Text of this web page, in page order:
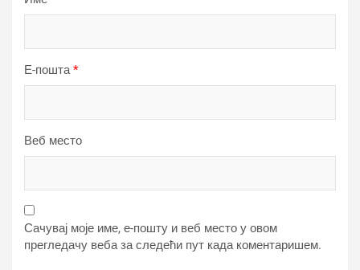
Е-пошта*
Веб место
Сачувај моје име, е-пошту и веб место у овом
прегледачу веба за следећи пут када коментаришем.